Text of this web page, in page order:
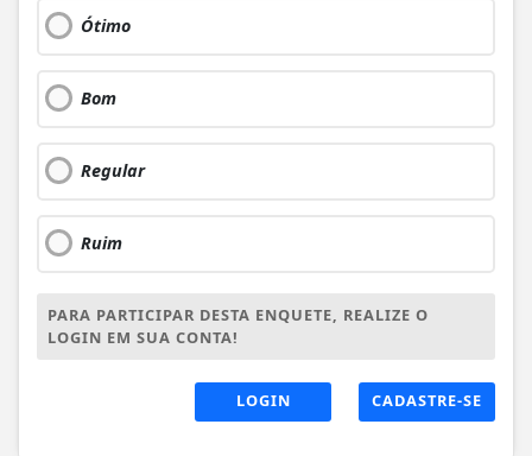
Ótimo
Bom
Regular
Ruim
PARA PARTICIPAR DESTA ENQUETE, REALIZE O
LOGIN EM SUA CONTA!
LOGIN CADASTRE-SE